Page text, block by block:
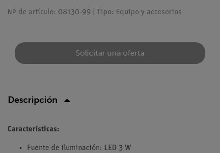
Nº de artículo: 08130-99 | Tipo: Equipo y accesorios
Solicitar una oferta
Descripción
Características:
Fuente de iluminación: LED 3 W